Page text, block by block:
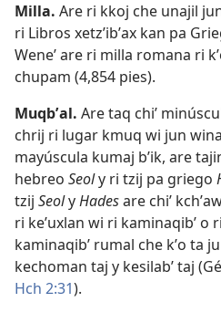
Milla. Are ri kkoj che unajil
ri Libros xetzʼibʼax kan pa
Weneʼ are ri milla romana ri
chupam (4,854 pies).
Muqbʼal. Are taq chiʼ
chrij ri lugar kmuq wi jun
mayúscula kumaj bʼik, are
hebreo Seoly ri tzij pa griego
tzij SeolyHadesare chiʼ
ri keʼuxlan wi ri kaminaqibʼ o
kaminaqibʼ rumal che kʼo ta
kechoman taj y kesilabʼ taj (
Hch 2:31).